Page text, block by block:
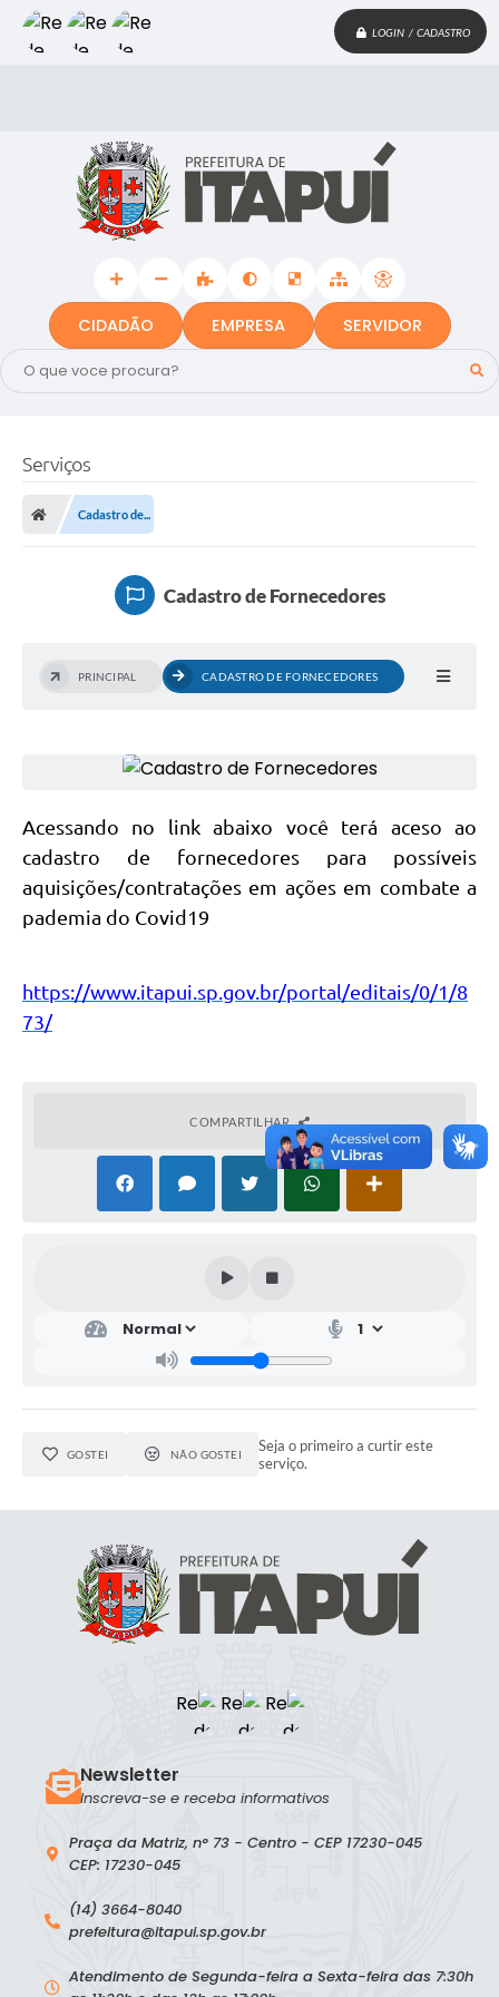
LOGIN / CADASTRO
CIDADÃO EMPRESA SERVIDOR
Serviços
Cadastro de...
Cadastro de Fornecedores
PRINCIPAL CADASTRO DE FORNECEDORES
Acessando no link abaixo você terá aceso ao
cadastro de fornecedores para possíveis
aquisições/contratações em ações em combate a
pademia do Covid19
https://www.itapui.sp.gov.br/portal/editais/0/1/8
73/
COMPARTILHAR
GOSTEI NÃO GOSTEI
Seja o primeiro a curtir este
serviço.
Praça da Matriz, n° 73 - Centro - CEP 17230-045
CEP: 17230-045
(14) 3664-8040
prefeitura@itapui.sp.gov.br
Atendimento de Segunda-feira a Sexta-feira das 7:30h
Newsletter
Inscreva-se e receba informativos